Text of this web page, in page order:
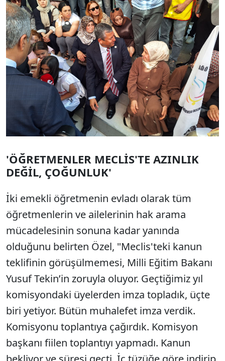
'ÖĞRETMENLER MECLİS'TE AZINLIK
DEĞİL, ÇOĞUNLUK'
İki emekli öğretmenin evladı olarak tüm
öğretmenlerin ve ailelerinin hak arama
mücadelesinin sonuna kadar yanında
olduğunu belirten Özel, "Meclis'teki kanun
teklifinin görüşülmemesi, Milli Eğitim Bakanı
Yusuf Tekin’in zoruyla oluyor. Geçtiğimiz yıl
komisyondaki üyelerden imza topladık, üçte
biri yetiyor. Bütün muhalefet imza verdik.
Komisyonu toplantıya çağırdık. Komisyon
başkanı fiilen toplantıyı yapmadı. Kanun